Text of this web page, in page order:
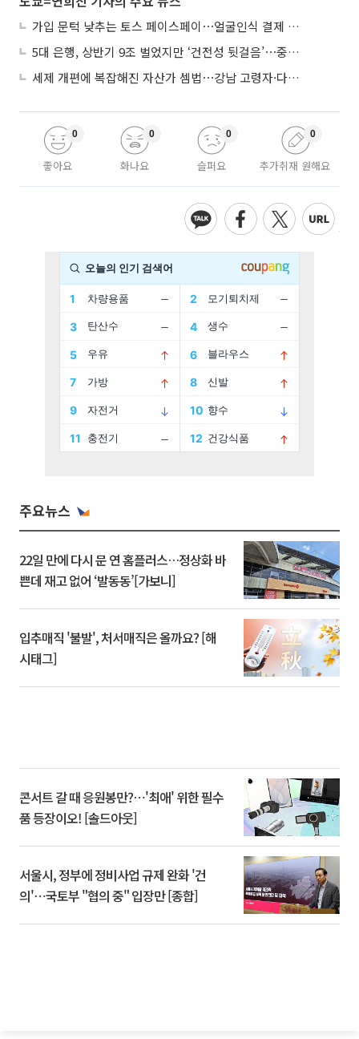
가입 문턱 낮추는 토스 페이스페이⋯얼굴인식 결제 확산 속도낸다
5대 은행, 상반기 9조 벌었지만 ‘건전성 뒷걸음’⋯중기대출 문턱 높아지나
세제 개편에 복잡해진 자산가 셈법⋯강남 고령자·다주택자 ‘자산재편 고심’
좋아요
0
화나요
0
슬퍼요
0
추가취재 원해요
0
주요뉴스
22일 만에 다시 문 연 홈플러스…정상화 바
쁜데 재고 없어 ‘발동동’[가보니]
입추매직 '불발', 처서매직은 올까요? [해
시태그]
콘서트 갈 때 응원봉만?⋯'최애' 위한 필수
품 등장이오! [솔드아웃]
서울시, 정부에 정비사업 규제 완화 '건
의'⋯국토부 "협의 중" 입장만 [종합]